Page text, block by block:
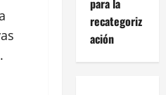
recategoriz
ación